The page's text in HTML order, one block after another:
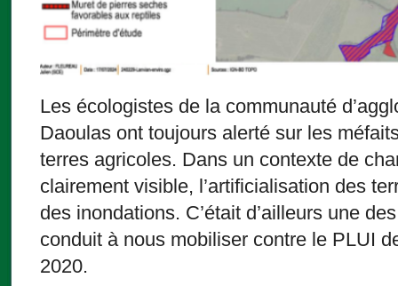
Les écologistes de la communauté
Daoulas ont toujours alerté sur les
terres agricoles. Dans un contexte de
clairement visible, l’artificialisation des
des inondations. C’était d’ailleurs une
conduit à nous mobiliser contre le PLUI
2020.